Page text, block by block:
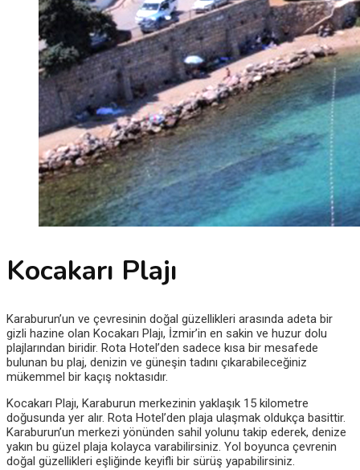
Kocakarı Plajı
Karaburun’un ve çevresinin doğal güzellikleri arasında adeta bir
gizli hazine olan Kocakarı Plajı, İzmir’in en sakin ve huzur dolu
plajlarından biridir. Rota Hotel’den sadece kısa bir mesafede
bulunan bu plaj, denizin ve güneşin tadını çıkarabileceğiniz
mükemmel bir kaçış noktasıdır.
Kocakarı Plajı, Karaburun merkezinin yaklaşık 15 kilometre
doğusunda yer alır. Rota Hotel’den plaja ulaşmak oldukça basittir.
Karaburun’un merkezi yönünden sahil yolunu takip ederek, denize
yakın bu güzel plaja kolayca varabilirsiniz. Yol boyunca çevrenin
doğal güzellikleri eşliğinde keyifli bir sürüş yapabilirsiniz.